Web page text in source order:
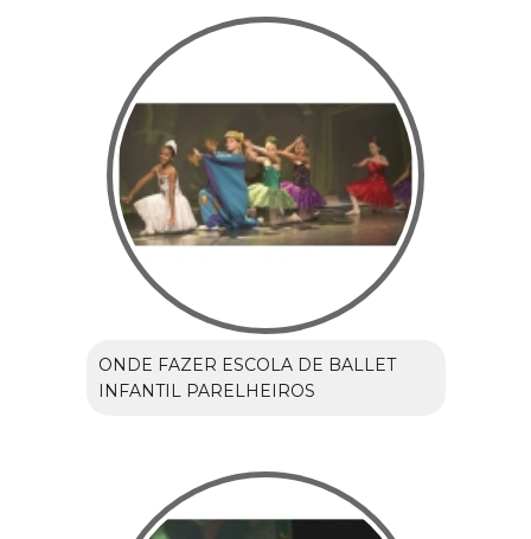
ONDE FAZER ESCOLA DE BALLET
INFANTIL PARELHEIROS